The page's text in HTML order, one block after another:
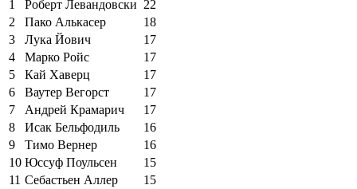
1
Роберт Левандовски 22
2
Пако Алькасер
18
3
Лука Йович
17
4
Марко Ройс
17
5
Кай Хаверц
17
6
Ваутер Вегорст
17
7
Андрей Крамарич
17
8
Исак Бельфодиль
16
9
Тимо Вернер
16
10 Юссуф Поульсен
15
11 Себастьен Аллер
15